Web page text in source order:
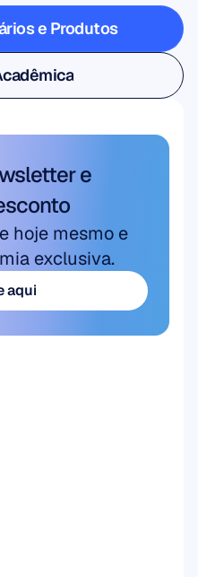
e Produtos
e Produtos
e
hoje mesmo e
exclusiva.
aqui